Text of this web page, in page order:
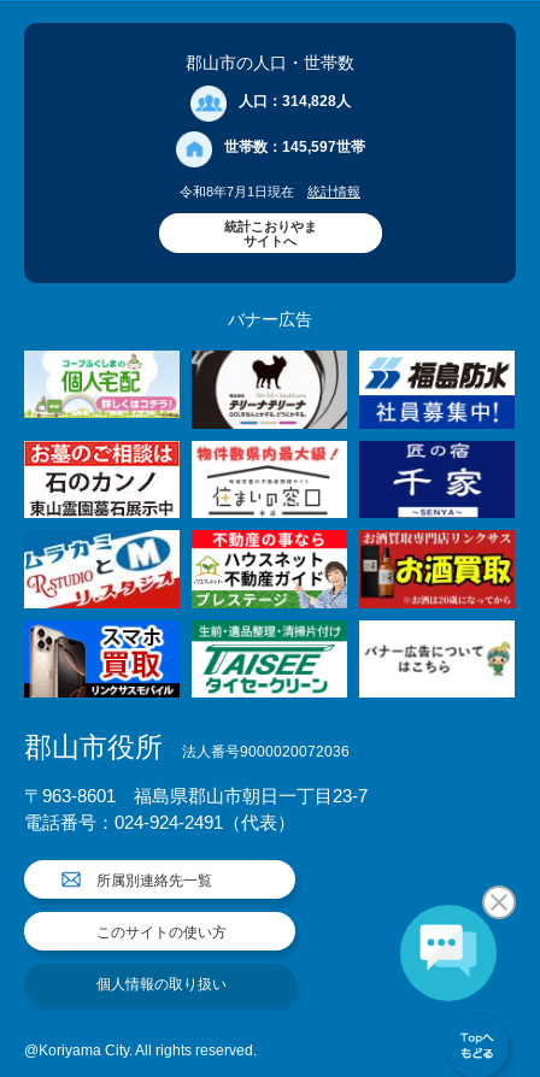
郡山市の人口 ・世帯数
人口： 314,828人
世帯数： 145,597世帯
令和8年7月1日現在 統計情報
統計こおりやま
サイトへ
バナー広告
郡山市役所 法人番号9000020072036
〒963-8601 福島県郡山市朝日一丁目23-7
電話番号：024-924-2491（代表）
所属別連絡先一覧
このサイトの使い方
個人情報の取り扱い
@Koriyama City. All rights reserved.